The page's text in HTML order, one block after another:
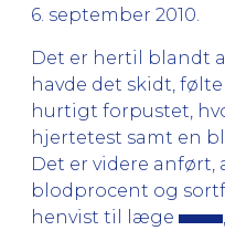
6. september 2010.
Det er hertil blandt
havde det skidt,
hurtigt forpustet,
hjertetest samt en
Det er videre anført,
blodprocent og
henvist til læge